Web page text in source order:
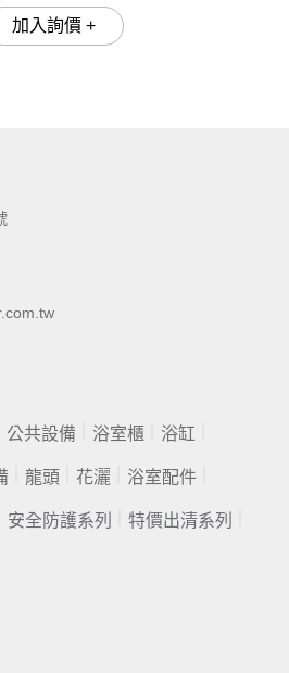
加入詢價 +
公共設備 浴室櫃 浴缸
龍頭 花灑 浴室配件
安全防護系列 特價出清系列